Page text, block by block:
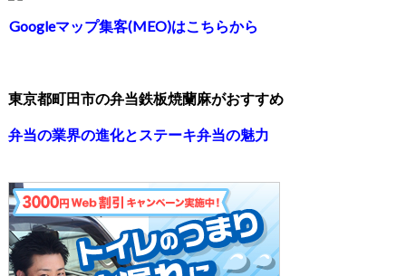
Googleマップ集客(MEO)はこちらから
東京都町田市の弁当鉄板焼蘭麻がおすすめ
弁当の業界の進化とステーキ弁当の魅力